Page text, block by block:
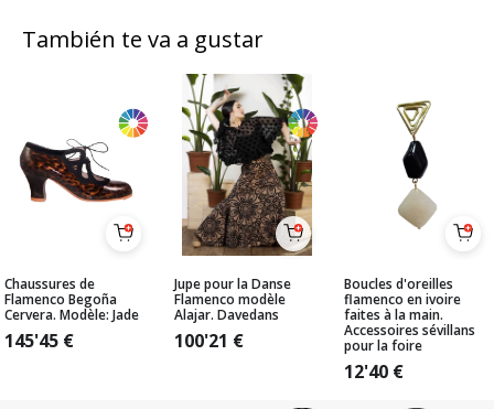
También te va a gustar
Chaussures de
Flamenco Begoña
Cervera. Modèle: Jade
145'45 €
Jupe pour la Danse
Flamenco modèle
Alajar. Davedans
100'21 €
Boucles d'oreilles
flamenco en ivoire
faites à la main.
Accessoires sévillans
pour la foire
12'40 €